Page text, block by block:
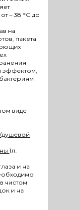
– 38 °С до
на
пакета
эффектом,
виде
душевой
1л.
и на
чистом
и на